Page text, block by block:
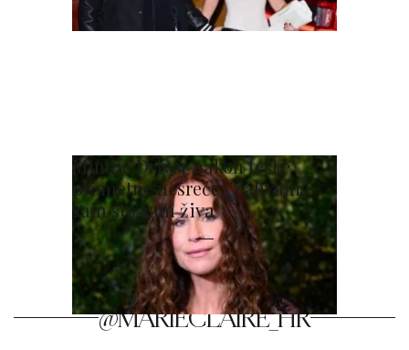
Minnie Driver nakon teške
prometne nesreće: 'Zahvalna
sam što sam živa'
@MARIECLAIRE_HR